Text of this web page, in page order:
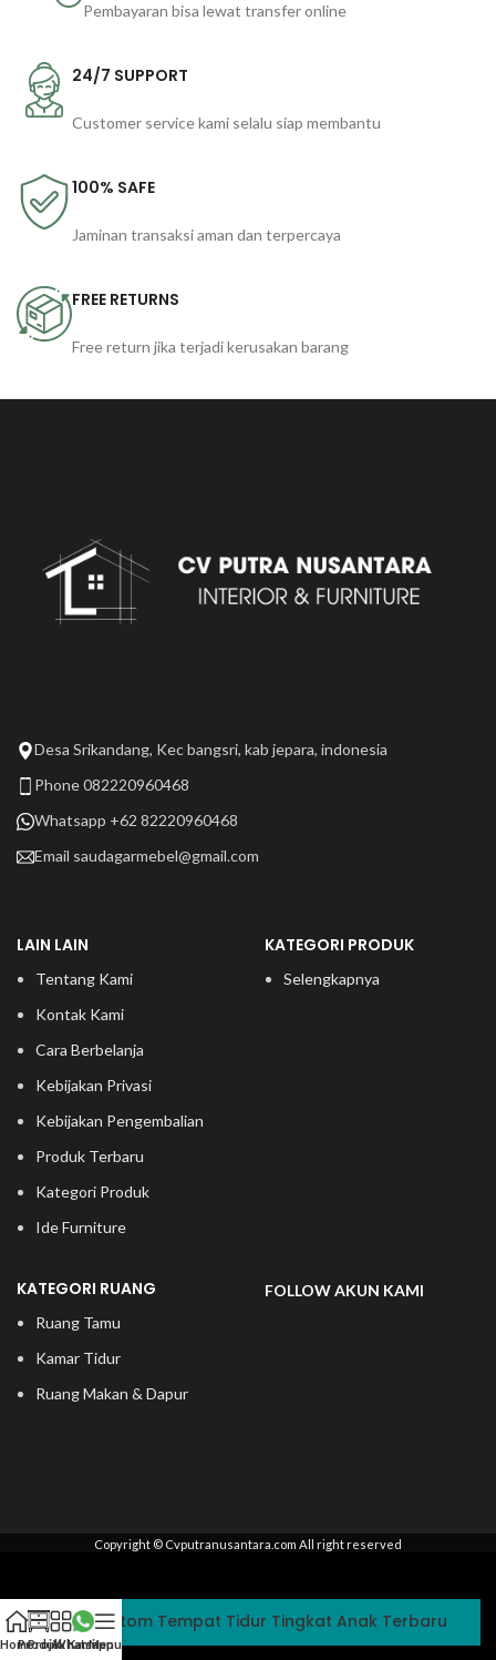
Pembayaran bisa lewat transfer online
24/7 SUPPORT
Customer service kami selalu siap membantu
100% SAFE
Jaminan transaksi aman dan terpercaya
FREE RETURNS
Free return jika terjadi kerusakan barang
Desa Srikandang, Kec bangsri, kab jepara, indonesia
Phone 082220960468
Whatsapp +62 82220960468
Email saudagarmebel@gmail.com
LAIN LAIN
Tentang Kami
Kontak Kami
Cara Berbelanja
Kebijakan Privasi
Kebijakan Pengembalian
Produk Terbaru
Kategori Produk
Ide Furniture
KATEGORI PRODUK
Selengkapnya
KATEGORI RUANG
Ruang Tamu
Kamar Tidur
Ruang Makan & Dapur
FOLLOW AKUN KAMI
Copyright © Cvputranusantara.com All right reserved
Custom Tempat Tidur Tingkat Anak Terbaru
HomeProduk
Projek Kami
Whatsapp
Menu